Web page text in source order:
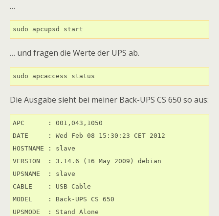
…
sudo apcupsd start
… und fragen die Werte der UPS ab.
sudo apcaccess status
Die Ausgabe sieht bei meiner Back-UPS CS 650 so aus:
APC      : 001,043,1050
DATE     : Wed Feb 08 15:30:23 CET 2012
HOSTNAME : slave
VERSION  : 3.14.6 (16 May 2009) debian
UPSNAME  : slave
CABLE    : USB Cable
MODEL    : Back-UPS CS 650
UPSMODE  : Stand Alone